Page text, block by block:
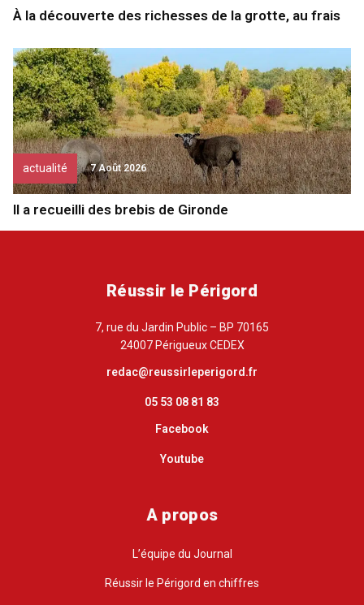
À la découverte des richesses de la grotte, au frais
actualité 7 Août 2026
Il a recueilli des brebis de Gironde
Réussir le Périgord
7, rue du Jardin Public – BP 70165
24007 Périgueux CEDEX
redac@reussirleperigord.fr
05 53 08 81 83
Facebook
Youtube
A propos
L’équipe du Journal
Réussir le Périgord en chiffres